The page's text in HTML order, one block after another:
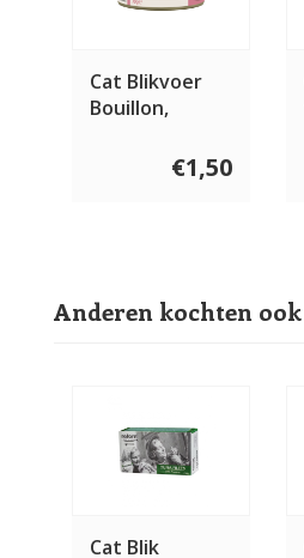
Cat Blikvoer
Bouillon,
€1,50
Anderen kochten ook
Cat Blik